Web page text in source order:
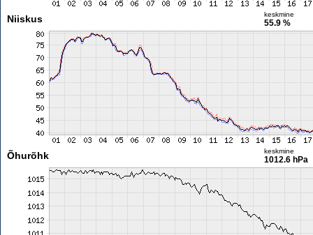
Niiskus keskmine
55.9 %
Õhurõhk keskmine
1012.6 hPa